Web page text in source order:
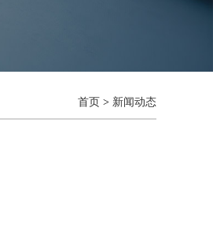
首页 > 新闻动态